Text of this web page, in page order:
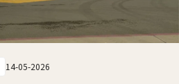
14-05-2026